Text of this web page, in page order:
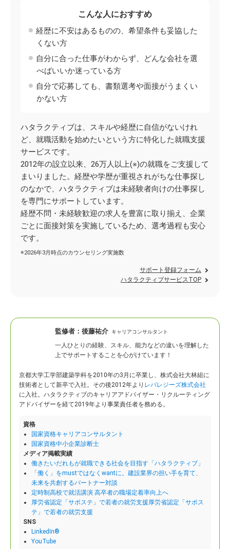
こんな人におすすめ
経歴に不安はあるものの、希望条件も妥協した
くない方
自分に合った仕事がわからず、どんな会社を選
べばいいか迷っている方
自分で応募しても、書類選考や面接がうまくい
かない方
ハタラクティブは、スキルや経歴に自信がないけれ
ど、就職活動を始めたいという方に特化した就職支援
サービスです。
2012年の設立以来、26万人以上(※)の就職をご支援して
まいりました。経歴や学歴が重視されがちな仕事探し
のなかで、ハタラクティブは未経験者向けの仕事探し
を専門にサポートしています。
経歴不問・未経験歓迎の求人を豊富に取り揃え、企業
ごとに面接対策を実施しているため、選考過程も安心
です。
※2026年3月時点のカウンセリング実施数
サポート登録フォーム
ハタラクティブサービスTOP
監修者： 後藤祐介 キャリアコンサルタント
一人ひとりの経験、スキル、能力などの違いを理解した
上でサポートすることを心がけています！
京都大学工学部建築学科を2010年の3月に卒業し、株式会社大林組に
技術者として新卒で入社。 その後2012年より レバレジーズ株式会社
に入社。ハタラクティブのキャリアアドバイザー・リクルーティング
アドバイザーを経て2019年より事業責任者を務める。
資格
国家資格キャリアコンサルタント
国家資格中小企業診断士
メディア掲載実績
働きたいだれもが就職できる社会を目指す「ハタラクティブ」
「働く」をmustではなくwantに。建設業界の担い手を育て、
未来を共創するパートナー対談
定時制高校で就活講演 高卒者の職場定着率向上へ
厚労省認定「サポステ」で若者の就労支援厚労省認定「サポス
テ」で若者の就労支援
SNS
LinkedIn®
YouTube